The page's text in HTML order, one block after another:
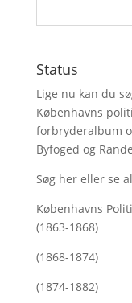
Status
Lige nu kan du
Københavns
forbryderalbum
Byfoged og
Søg hereller se
Københavns
(1863-1868)
(1868-1874)
(1874-1882)